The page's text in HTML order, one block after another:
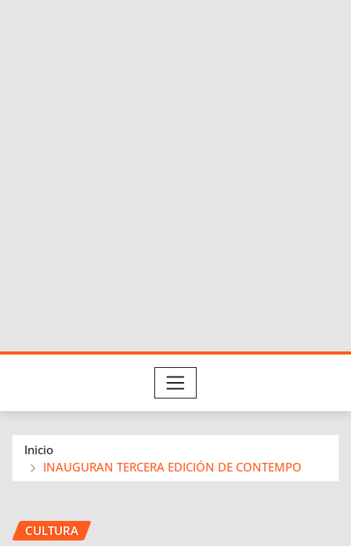
Inicio
INAUGURAN TERCERA EDICIÓN DE CONTEMPO
CULTURA